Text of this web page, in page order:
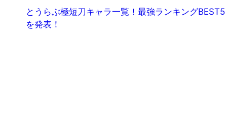
とうらぶ極短刀キャラ一覧！最強ランキングBEST5
を発表！